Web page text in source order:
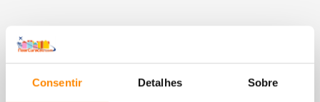
Consentir Detalhes Sobre